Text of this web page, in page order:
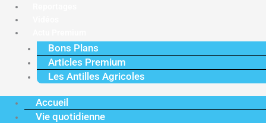
Bons Plans
Articles Premium
Les Antilles Agricoles
Accueil
Vie quotidienne